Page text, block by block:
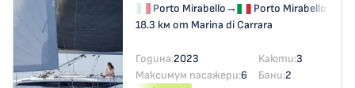
Porto Mirabello→
Porto Mirabello
18.3 км от Marina di Carrara
Година:2023 Каюти:3
Максимум пасажери:6 Бани:2